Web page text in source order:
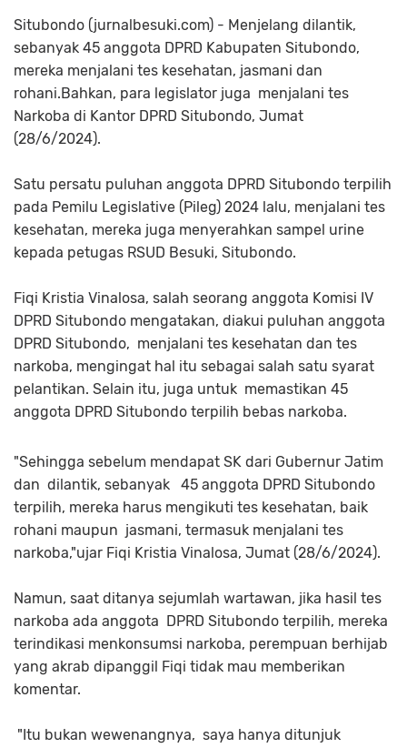
Situbondo (jurnalbesuki.com) - Menjelang dilantik,
sebanyak 45 anggota DPRD Kabupaten Situbondo,
mereka menjalani tes kesehatan, jasmani dan
rohani.Bahkan, para legislator juga menjalani tes
Narkoba di Kantor DPRD Situbondo, Jumat
(28/6/2024).
Satu persatu puluhan anggota DPRD Situbondo terpilih
pada Pemilu Legislative (Pileg) 2024 lalu, menjalani tes
kesehatan, mereka juga menyerahkan sampel urine
kepada petugas RSUD Besuki, Situbondo.
Fiqi Kristia Vinalosa, salah seorang anggota Komisi IV
DPRD Situbondo mengatakan, diakui puluhan anggota
DPRD Situbondo, menjalani tes kesehatan dan tes
narkoba, mengingat hal itu sebagai salah satu syarat
pelantikan. Selain itu, juga untuk memastikan 45
anggota DPRD Situbondo terpilih bebas narkoba.
"Sehingga sebelum mendapat SK dari Gubernur Jatim
dan dilantik, sebanyak 45 anggota DPRD Situbondo
terpilih, mereka harus mengikuti tes kesehatan, baik
rohani maupun jasmani, termasuk menjalani tes
narkoba,"ujar Fiqi Kristia Vinalosa, Jumat (28/6/2024).
Namun, saat ditanya sejumlah wartawan, jika hasil tes
narkoba ada anggota DPRD Situbondo terpilih, mereka
terindikasi menkonsumsi narkoba, perempuan berhijab
yang akrab dipanggil Fiqi tidak mau memberikan
komentar.
"Itu bukan wewenangnya, saya hanya ditunjuk